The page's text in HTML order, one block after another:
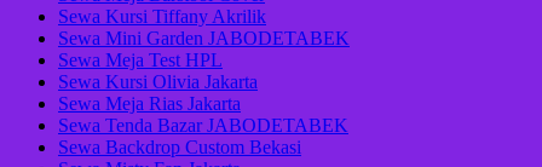
Sewa Kursi Tiffany Akrilik
Sewa Mini Garden JABODETABEK
Sewa Meja Test HPL
Sewa Kursi Olivia Jakarta
Sewa Meja Rias Jakarta
Sewa Tenda Bazar JABODETABEK
Sewa Backdrop Custom Bekasi